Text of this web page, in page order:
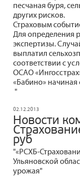
песчаная буря,
других рисков.
Страховым
Для определения
экспертизы.
выплатил
соответствии с
ОСАО
«Бабино» начиная
"
02.12.2013
Новости
руб
"«РСХБ-
Ульяновской
урожая"